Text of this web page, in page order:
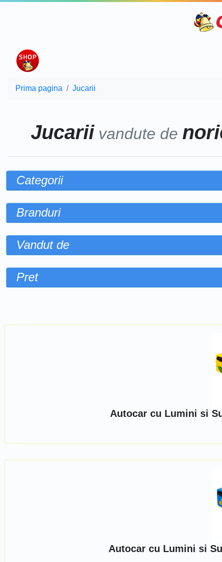
Prima pagina Jucarii
Jucariivandute de
Categorii
Branduri
Vandut de
Pret
Autocar cu Lumini si
Autocar cu Lumini si